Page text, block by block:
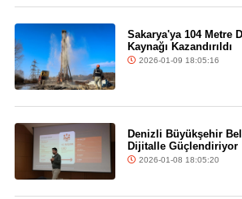
Sakarya'ya 104 Metre
Kaynağı Kazandırıldı
2026-01-09 18:05:16
Denizli Büyükşehir
Dijitalle Güçlendiriyor
2026-01-08 18:05:20